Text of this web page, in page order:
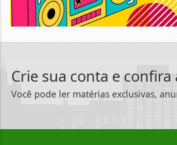
Crie sua conta e
Você pode ler matérias exclusivas,